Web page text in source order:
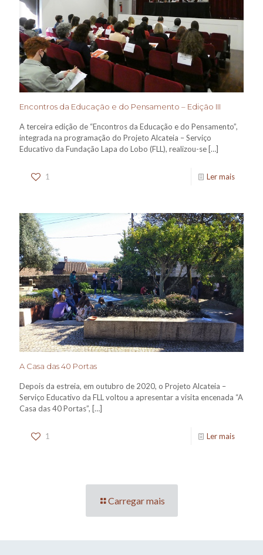
Encontros da Educação e do Pensamento – Edição III
A terceira edição de “Encontros da Educação e do Pensamento”,
integrada na programação do Projeto Alcateia – Serviço
Educativo da Fundação Lapa do Lobo (FLL), realizou-se […]
1 Ler mais
A Casa das 40 Portas
Depois da estreia, em outubro de 2020, o Projeto Alcateia –
Serviço Educativo da FLL voltou a apresentar a visita encenada “A
Casa das 40 Portas”, […]
1 Ler mais
Carregar mais